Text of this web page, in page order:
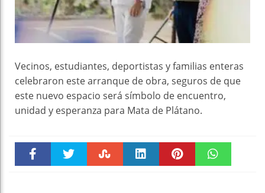
Vecinos, estudiantes, deportistas y familias enteras
celebraron este arranque de obra, seguros de que
este nuevo espacio será símbolo de encuentro,
unidad y esperanza para Mata de Plátano.